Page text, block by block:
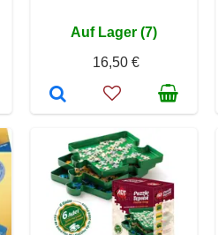
Auf Lager (7)
16,50 €